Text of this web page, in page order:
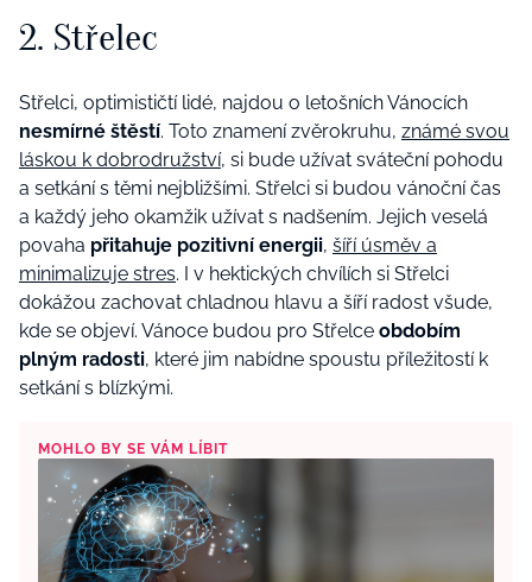
2. Střelec
Střelci, optimističtí lidé, najdou o letošních Vánocích
nesmírné štěstí. Toto znamení zvěrokruhu, známé svou
láskou k dobrodružství, si bude užívat sváteční pohodu
a setkání s těmi nejbližšími. Střelci si budou vánoční čas
a každý jeho okamžik užívat s nadšením. Jejich veselá
povaha přitahuje pozitivní energii, šíří úsměv a
minimalizuje stres. I v hektických chvílích si Střelci
dokážou zachovat chladnou hlavu a šíří radost všude,
kde se objeví. Vánoce budou pro Střelce obdobím
plným radosti, které jim nabídne spoustu příležitostí k
setkání s blízkými.
MOHLO BY SE VÁM LÍBIT